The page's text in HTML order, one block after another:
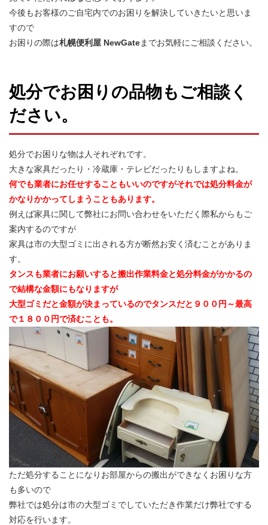
今後もお客様のご自宅内でのお困りを解決していきたいと思いま
すので
お困りの際は札幌便利屋 NewGateまでお気軽にご相談ください。
処分でお困りの品物もご相談く
ださい。
処分でお困りな物は人それぞれです。
大きな家具だったり・冷蔵庫・テレビだったりもしますよね。
何でも業者にお任せすることもいいのですがそれでは処分料金が
かなりかかってしまうこともあります。
例えば家具に関して弊社にお問い合わせをいただく際私からもご
案内するのですが
家具は市の大型ゴミに出される方が断然お安く済むことがありま
す。
タンスも業者にお願いすると搬出作業料金と処分料金がかかるの
で結構な金額にもなりますが
大型ゴミだと金額が決まっているのでタンスだと９００円～最高
で１８００円で済むことも。
ただ処分することになりお部屋からの搬出ができなくお困りな方
も多いので
弊社では処分は市の大型ゴミでしていただき作業だけ弊社でする
対応を行います。